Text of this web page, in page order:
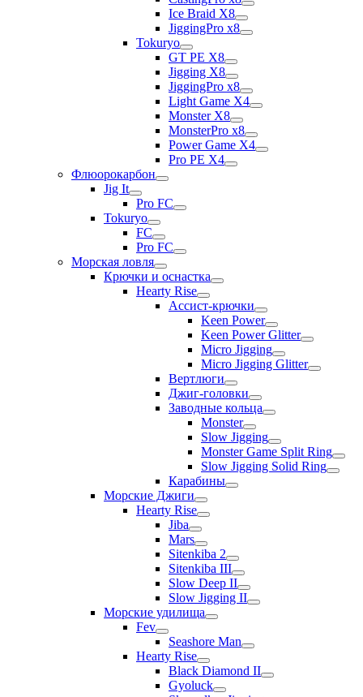
Ice Braid X8
JiggingPro x8
Tokuryo
GT PE X8
Jigging X8
JiggingPro x8
Light Game X4
Monster X8
MonsterPro x8
Power Game X4
Pro PE X4
Флюорокарбон
Jig It
Pro FC
Tokuryo
FC
Pro FC
Морская ловля
Крючки и оснастка
Hearty Rise
Ассист-крючки
Keen Power
Keen Power Glitter
Micro Jigging
Micro Jigging Glitter
Вертлюги
Джиг-головки
Заводные кольца
Monster
Slow Jigging
Monster Game Split Ring
Slow Jigging Solid Ring
Карабины
Морские Джиги
Hearty Rise
Jiba
Mars
Sitenkiba 2
Sitenkiba III
Slow Deep II
Slow Jigging II
Морские удилища
Fev
Seashore Man
Hearty Rise
Black Diamond II
Gyoluck